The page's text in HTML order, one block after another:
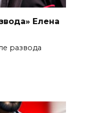
Елена
развода